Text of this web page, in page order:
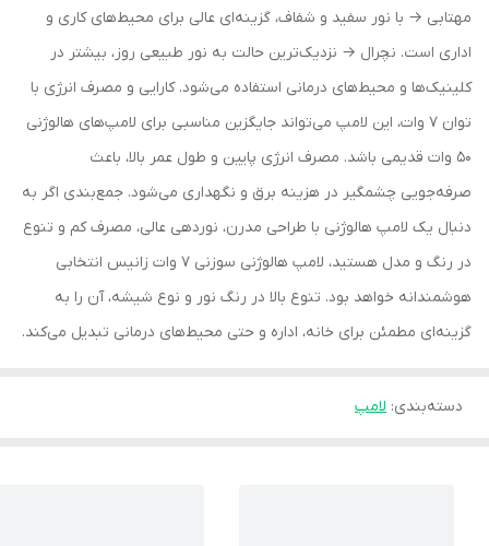
مهتابی → با نور سفید و شفاف، گزینه‌ای عالی برای محیط‌های کاری و
اداری است. نچرال → نزدیک‌ترین حالت به نور طبیعی روز، بیشتر در
کلینیک‌ها و محیط‌های درمانی استفاده می‌شود. کارایی و مصرف انرژی با
توان ۷ وات، این لامپ می‌تواند جایگزین مناسبی برای لامپ‌های هالوژنی
۵۰ وات قدیمی باشد. مصرف انرژی پایین و طول عمر بالا، باعث
صرفه‌جویی چشمگیر در هزینه برق و نگهداری می‌شود. جمع‌بندی اگر به
دنبال یک لامپ هالوژنی با طراحی مدرن، نوردهی عالی، مصرف کم و تنوع
در رنگ و مدل هستید، لامپ هالوژنی سوزنی ۷ وات زانیس انتخابی
هوشمندانه خواهد بود. تنوع بالا در رنگ نور و نوع شیشه، آن را به
گزینه‌ای مطمئن برای خانه، اداره و حتی محیط‌های درمانی تبدیل می‌کند.
دسته‌بندی: لامپ